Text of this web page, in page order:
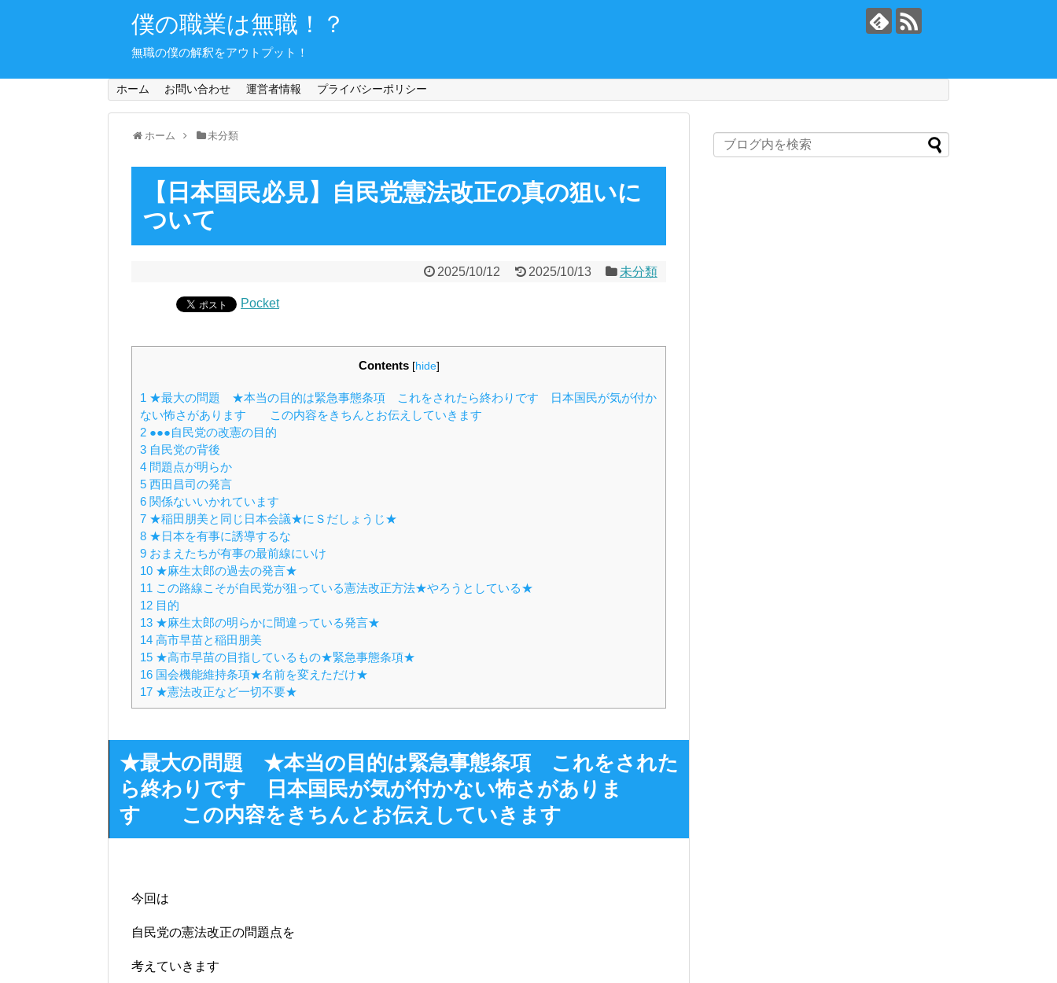
僕の職業は無職！？
無職の僕の解釈をアウトプット！
ホーム お問い合わせ 運営者情報 プライバシーポリシー
ホーム 未分類
【日本国民必見】自民党憲法改正の真の狙いに
ついて
2025/10/12 2025/10/13 未分類
Pocket
Contents [hide]
1 ★最大の問題 ★本当の目的は緊急事態条項 これをされたら終わりです 日本国民が気が付か
ない怖さがあります この内容をきちんとお伝えしていきます
2 ●●●自民党の改憲の目的
3 自民党の背後
4 問題点が明らか
5 西田昌司の発言
6 関係ないいかれています
7 ★稲田朋美と同じ日本会議★にＳだしょうじ★
8 ★日本を有事に誘導するな
9 おまえたちが有事の最前線にいけ
10 ★麻生太郎の過去の発言★
11 この路線こそが自民党が狙っている憲法改正方法★やろうとしている★
12 目的
13 ★麻生太郎の明らかに間違っている発言★
14 高市早苗と稲田朋美
15 ★高市早苗の目指しているもの★緊急事態条項★
16 国会機能維持条項★名前を変えただけ★
17 ★憲法改正など一切不要★
★最大の問題 ★本当の目的は緊急事態条項 これをされた
ら終わりです 日本国民が気が付かない怖さがありま
す この内容をきちんとお伝えしていきます
今回は
自民党の憲法改正の問題点を
考えていきます